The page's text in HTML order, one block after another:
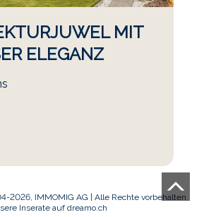
MIT
ELEGANZ
2026, IMMOMIG AG | Alle Rechte vorbehalten
Inserate auf dreamo.ch